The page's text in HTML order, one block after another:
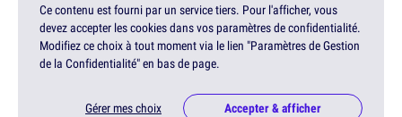
Ce contenu est fourni par un service tiers. Pour l'afficher, vous
devez accepter les cookies dans vos paramètres de confidentialité.
Modifiez ce choix à tout moment via le lien "Paramètres de Gestion
de la Confidentialité" en bas de page.
Gérer mes choix Accepter & afficher